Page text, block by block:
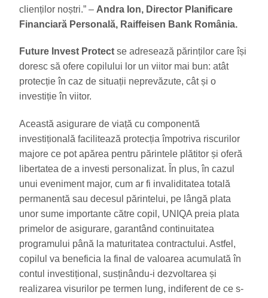
clienților noștri.” – Andra Ion, Director Planificare
Financiară Personală, Raiffeisen Bank România.
Future Invest Protect se adresează părinților care își
doresc să ofere copilului lor un viitor mai bun: atât
protecție în caz de situații neprevăzute, cât și o
investiție în viitor.
Această asigurare de viață cu componentă
investițională facilitează protecția împotriva riscurilor
majore ce pot apărea pentru părintele plătitor și oferă
libertatea de a investi personalizat. În plus, în cazul
unui eveniment major, cum ar fi invaliditatea totală
permanentă sau decesul părintelui, pe lângă plata
unor sume importante către copil, UNIQA preia plata
primelor de asigurare, garantând continuitatea
programului până la maturitatea contractului. Astfel,
copilul va beneficia la final de valoarea acumulată în
contul investițional, susținându-i dezvoltarea și
realizarea visurilor pe termen lung, indiferent de ce s-